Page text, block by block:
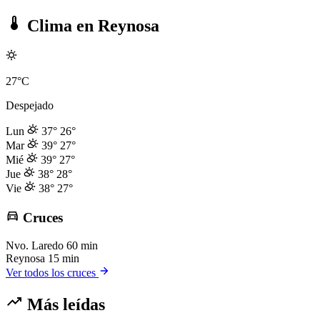
Clima en Reynosa
27°C
Despejado
Lun 37° 26°
Mar
39° 27°
Mié
39° 27°
Jue
38° 28°
Vie
38° 27°
Cruces
Nvo. Laredo 60 min
Reynosa 15 min
Ver todos los cruces
Más leídas